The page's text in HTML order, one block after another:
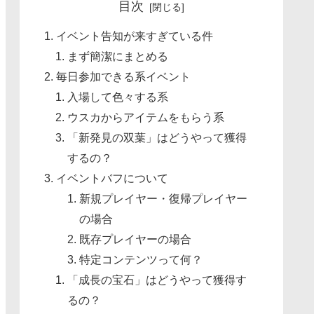
目次
イベント告知が来すぎている件
まず簡潔にまとめる
毎日参加できる系イベント
入場して色々する系
ウスカからアイテムをもらう系
「新発見の双葉」はどうやって獲得
するの？
イベントバフについて
新規プレイヤー・復帰プレイヤー
の場合
既存プレイヤーの場合
特定コンテンツって何？
「成長の宝石」はどうやって獲得す
るの？